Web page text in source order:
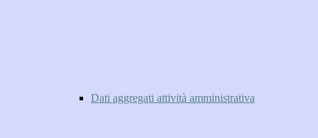
Dati aggregati attività amministrativa